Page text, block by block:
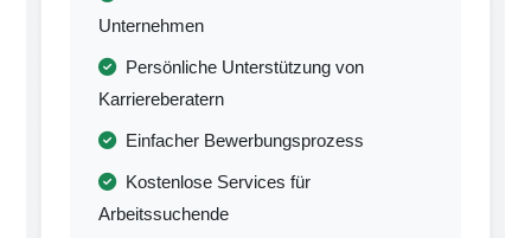
Unternehmen
Persönliche Unterstützung von
Karriereberatern
Einfacher Bewerbungsprozess
Kostenlose Services für
Arbeitssuchende